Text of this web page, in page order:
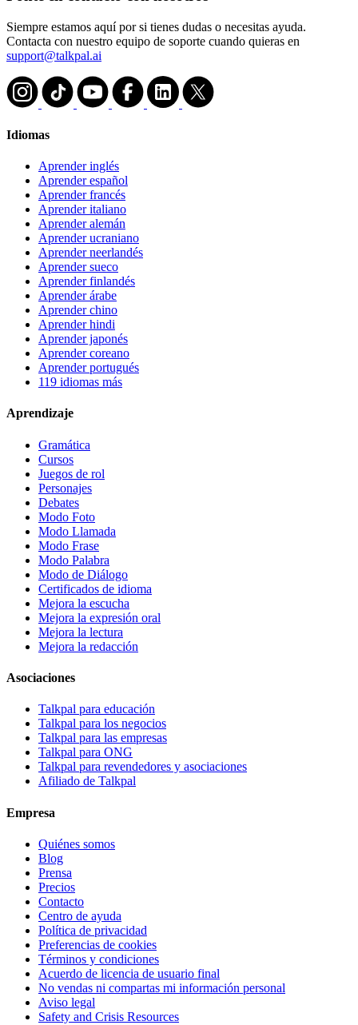
Siempre estamos aquí por si tienes dudas o necesitas ayuda.
Contacta con nuestro equipo de soporte cuando quieras en
support@talkpal.ai
Idiomas
Aprender inglés
Aprender español
Aprender francés
Aprender italiano
Aprender alemán
Aprender ucraniano
Aprender neerlandés
Aprender sueco
Aprender finlandés
Aprender árabe
Aprender chino
Aprender hindi
Aprender japonés
Aprender coreano
Aprender portugués
119 idiomas más
Aprendizaje
Gramática
Cursos
Juegos de rol
Personajes
Debates
Modo Foto
Modo Llamada
Modo Frase
Modo Palabra
Modo de Diálogo
Certificados de idioma
Mejora la escucha
Mejora la expresión oral
Mejora la lectura
Mejora la redacción
Asociaciones
Talkpal para educación
Talkpal para los negocios
Talkpal para las empresas
Talkpal para ONG
Talkpal para revendedores y asociaciones
Afiliado de Talkpal
Empresa
Quiénes somos
Blog
Prensa
Precios
Contacto
Centro de ayuda
Política de privacidad
Preferencias de cookies
Términos y condiciones
Acuerdo de licencia de usuario final
No vendas ni compartas mi información personal
Aviso legal
Safety and Crisis Resources